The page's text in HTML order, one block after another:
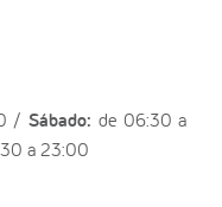
/Sábado: de 06:30 a
a 23:00